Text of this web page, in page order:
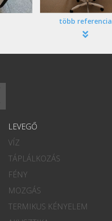
több referencia
LEVEGŐ
VÍZ
TÁPLÁLKOZÁS
FÉNY
MOZGÁS
TERMIKUS KÉNYELEM